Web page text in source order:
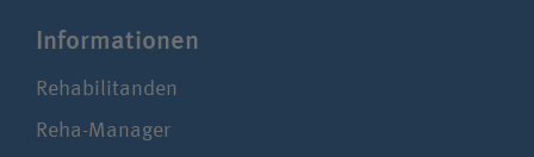
Infor­ma­ti­onen
Rehabilitanden
Reha-Manager